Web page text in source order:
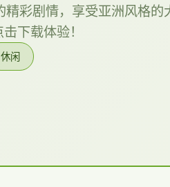
彩剧情，享受亚洲风格的
下载体验！
休闲